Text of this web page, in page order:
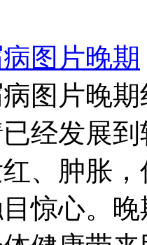
图片晚期
图片晚
经发展
、肿胀
惊心。